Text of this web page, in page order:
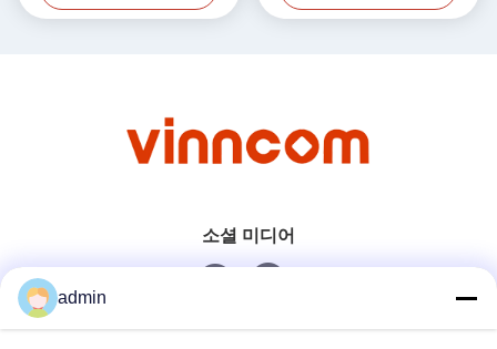
소셜 미디어
빠른 연락
admin